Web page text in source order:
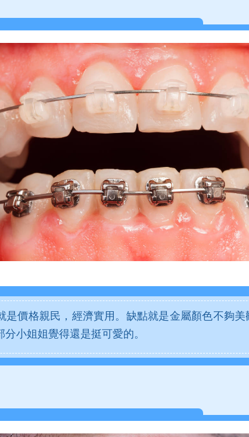
是價格親民，經濟實用。缺點就是金屬顏色不夠
小姐姐覺得還是挺可愛的。